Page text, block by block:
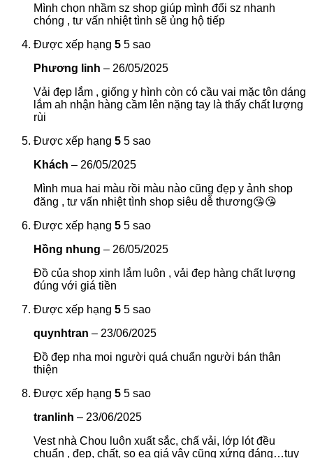
Mình chọn nhầm sz shop giúp mình đổi sz nhanh
chóng , tư vấn nhiệt tình sẽ ủng hộ tiếp
Được xếp hạng 5 5 sao
Phương linh – 26/05/2025
Vải đẹp lắm , giống y hình còn có cầu vai mặc tôn dáng
lắm ah nhận hàng cầm lên nặng tay là thấy chất lượng
rùi
Được xếp hạng 5 5 sao
Khách – 26/05/2025
Mình mua hai màu rồi màu nào cũng đẹp y ảnh shop
đăng , tư vấn nhiệt tình shop siêu dễ thương😘😘
Được xếp hạng 5 5 sao
Hồng nhung – 26/05/2025
Đồ của shop xinh lắm luôn , vải đẹp hàng chất lượng
đúng với giá tiền
Được xếp hạng 5 5 sao
quynhtran – 23/06/2025
Đồ đẹp nha moi người quá chuẩn người bán thân
thiện
Được xếp hạng 5 5 sao
tranlinh – 23/06/2025
Vest nhà Chou luôn xuất sắc, chấ vải, lớp lót đều
chuẩn , đẹp, chất, so ea giá vậy cũng xứng đáng…tuy